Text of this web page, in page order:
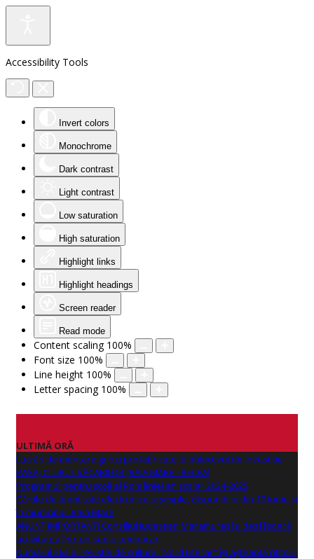
Accessibility Tools
Invert colors
Monochrome
Dark contrast
Light contrast
Low saturation
High saturation
Highlight links
Highlight headings
Screen reader
Read mode
Content scaling 100%
Font size 100%
Line height 100%
Letter spacing 100%
ULTIMĂ ORĂ
Lucrări de montare grinzi prefabricate la obiectivul de investitie
PASAJ CLUBUL VĂCARILOR (BAIA MARE - RECEA)
Programul pentru școli al României an școlar 2024-2025
Cărțile de identitate electronice și simple, disponibile din 10 iunie și
în municipiul Baia Mare
ANUNŢ IMPORTANT! Consiliul Județean Maramureș își desfășoară
activitatea într-un sediu temporar.
Numărul 262 al revistei de cultură "Nord Literar" își așteaptă cititorii